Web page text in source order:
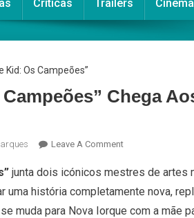
Críticas Trailers
Chega
Leave A CommentOn
Kid:
Os
Campeões”
junta dois icónicos mestres de artes
uma história completamente nova,
muda para Nova Iorque com a mãe